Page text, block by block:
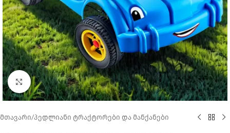
Click to enlarge
მთავარი/პედლიანი ტრაქტორები და მანქანები